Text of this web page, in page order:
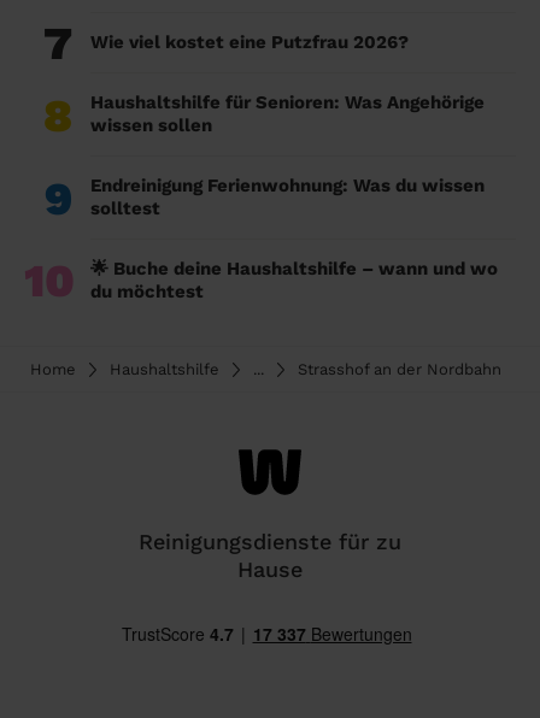
7 Wie viel kostet eine Putzfrau 2026?
8
Haushaltshilfe für Senioren: Was Angehörige
wissen sollen
9
Endreinigung Ferienwohnung: Was du wissen
solltest
10
🌟 Buche deine Haushaltshilfe – wann und wo
du möchtest
Home Haushaltshilfe ... Strasshof an der Nordbahn
Reinigungsdienste für zu
Hause